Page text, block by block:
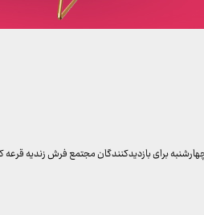
برای بازدیدکنندگان مجتمع فرش زندیه قرعه کشی انجام میشود که به قید قرعه به ۳